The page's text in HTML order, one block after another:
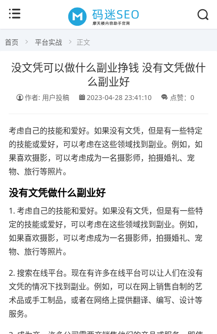
首页 平台实战 正文
没文凭可以做什么副业挣钱 没有文凭做什
么副业好
作者: 用户投稿 2023-04-28 23:41:10 点赞：0
考虑自己的技能和爱好。如果没有文凭，但是有一些特定
的技能或爱好，可以考虑在这些领域找到副业。例如，如
果喜欢摄影，可以考虑成为一名摄影师，拍摄婚礼、宠
物、旅行等照片。
没有文凭做什么副业好
1. 考虑自己的技能和爱好。如果没有文凭，但是有一些特
定的技能或爱好，可以考虑在这些领域找到副业。例如，
如果喜欢摄影，可以考虑成为一名摄影师，拍摄婚礼、宠
物、旅行等照片。
2. 搜索在线平台。现在有许多在线平台可以让人们在没有
文凭的情况下找到副业。例如，可以在网上销售自制的艺
术品或手工制品，或者在网络上提供翻译、编写、设计等
服务。